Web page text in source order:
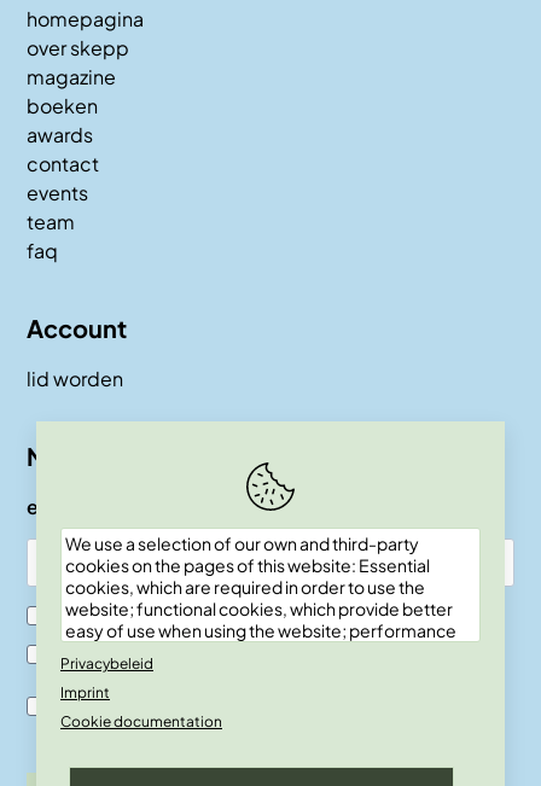
We use a selection of our own and third-party
cookies on the pages of this website: Essential
cookies, which are required in order to use the
website; functional cookies, which provide better
easy of use when using the website; performance
data on website use and statistics; and marketing
cookies, which are used to display relevant
content and advertising. If you choose "ACCEPT
Privacybeleid
Imprint
Cookie documentation
homepagina
over skepp
magazine
boeken
awards
contact
events
team
faq
Account
lid worden
Nieuwsbrief
e-mail
Ik ben SKEPP lid
Ik ben geen SKEPP lid
Ik ben akkoord met de verwerkingsvoor-waarden en
privacy policy.